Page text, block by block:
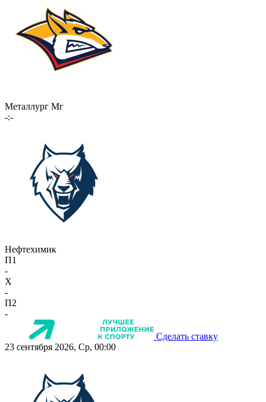
Металлург Мг
-:-
Нефтехимик
П1
-
X
-
П2
-
Сделать ставку
23 сентября 2026, Ср, 00:00